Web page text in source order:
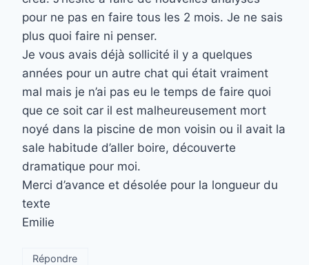
pour ne pas en faire tous les 2 mois. Je ne sais
plus quoi faire ni penser.
Je vous avais déjà sollicité il y a quelques
années pour un autre chat qui était vraiment
mal mais je n’ai pas eu le temps de faire quoi
que ce soit car il est malheureusement mort
noyé dans la piscine de mon voisin ou il avait la
sale habitude d’aller boire, découverte
dramatique pour moi.
Merci d’avance et désolée pour la longueur du
texte
Emilie
Répondre